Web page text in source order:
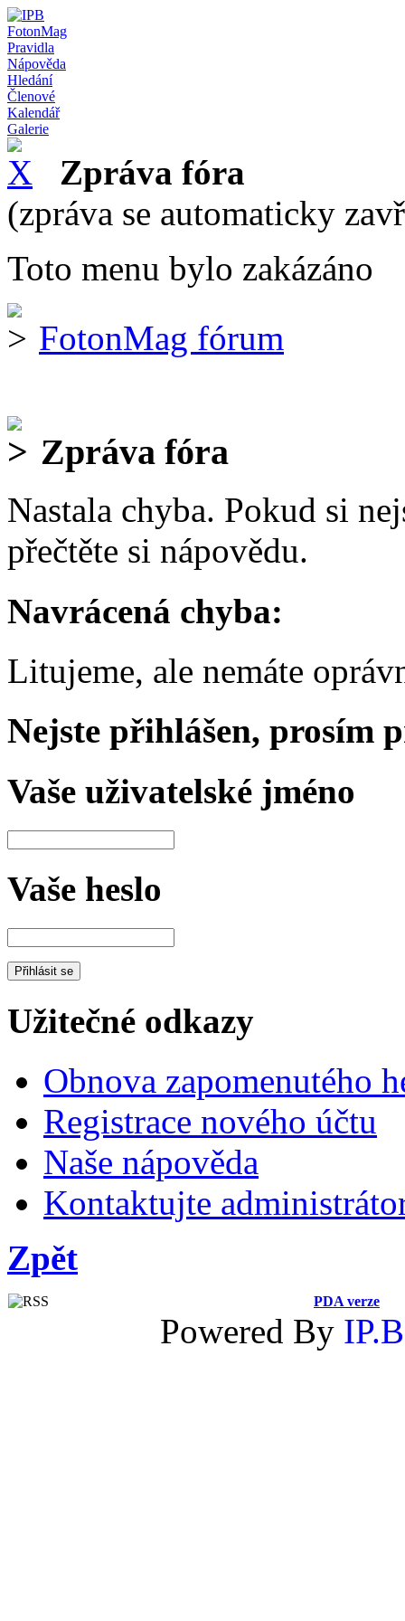
FotonMag
Pravidla
Nápověda
Hledání
Členové
Kalendář
Galerie
Zpráva fóra
(zpráva se automaticky
Toto menu bylo zakázáno
FotonMag fórum
Zpráva fóra
Nastala chyba. Pokud si
přečtěte si nápovědu.
Navrácená chyba:
Litujeme, ale nemáte
Nejste přihlášen, prosím
Vaše uživatelské jméno
Vaše heslo
Užitečné odkazy
Obnova zapomenutého
Registrace nového účtu
Naše nápověda
Kontaktujte
Zpět
PDA verze
Powered By